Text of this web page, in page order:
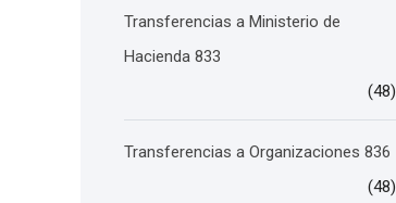
Transferencias a Ministerio de
Hacienda 833
(48)
Transferencias a Organizaciones 836
(48)